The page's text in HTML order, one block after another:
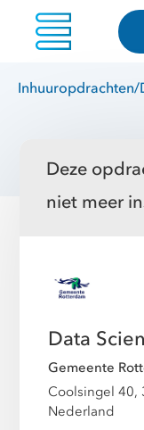
Inhuuropdrachten/
Deze
niet meer
Data
Gemeente
Coolsingel 40,
Nederland